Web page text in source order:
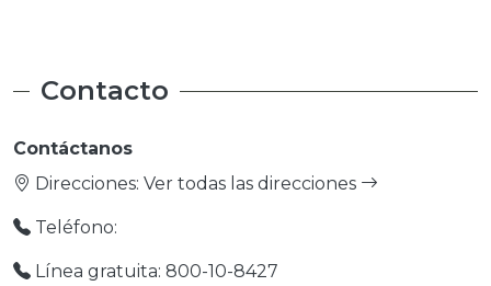
Contacto
Contáctanos
Direcciones: Ver todas las direcciones
Teléfono:
Línea gratuita: 800-10-8427